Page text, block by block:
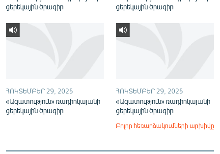
ցերեկային ծրագիր
ցերեկային ծրագիր
ՀՈԿՏԵՄԲԵՐ 29, 2025
«Ազատություն» ռադիոկայանի
ցերեկային ծրագիր
ՀՈԿՏԵՄԲԵՐ 29, 2025
«Ազատություն» ռադիոկայանի
ցերեկային ծրագիր
Բոլոր հեռարձակումների արխիվը